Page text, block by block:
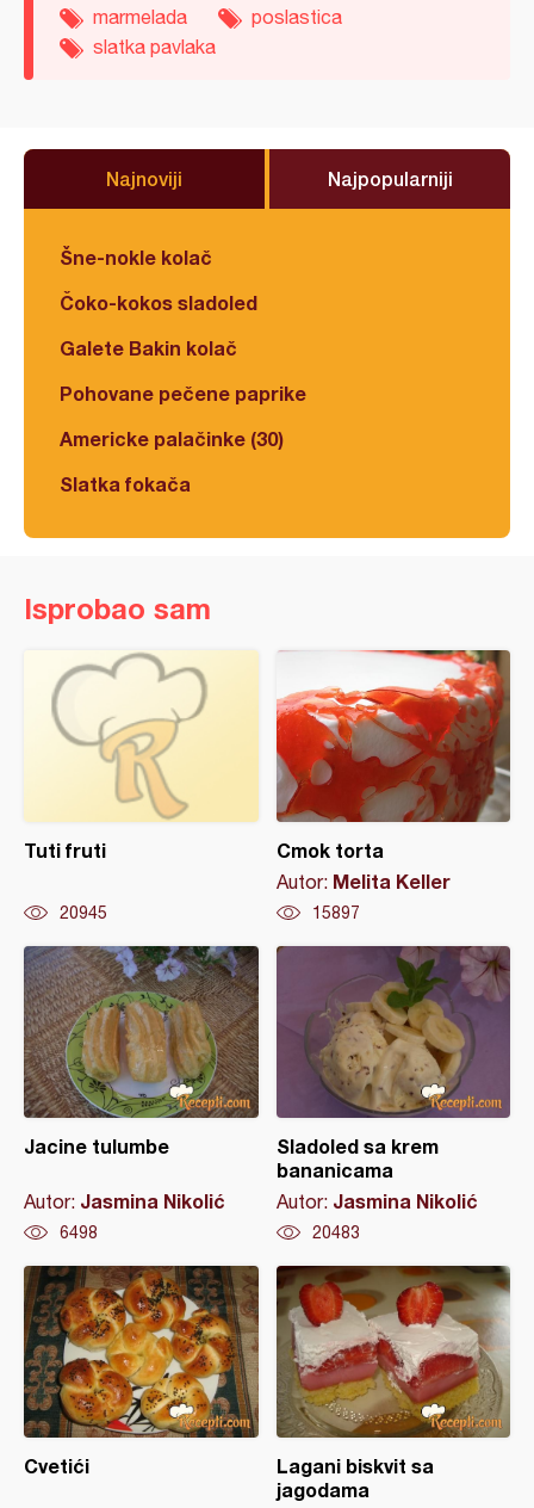
marmelada
poslastica
slatka pavlaka
Najnoviji Najpopularniji
Šne-nokle kolač
Čoko-kokos sladoled
Galete Bakin kolač
Pohovane pečene paprike
Americke palačinke (30)
Slatka fokača
Isprobao sam
Tuti fruti
20945
Cmok torta
Autor: Melita Keller
15897
Jacine tulumbe
Autor: Jasmina Nikolić
6498
Sladoled sa krem
bananicama
Autor: Jasmina Nikolić
20483
Cvetići
Lagani biskvit sa
jagodama